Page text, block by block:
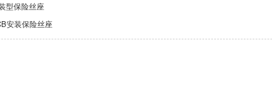
型保险丝座
安装保险丝座